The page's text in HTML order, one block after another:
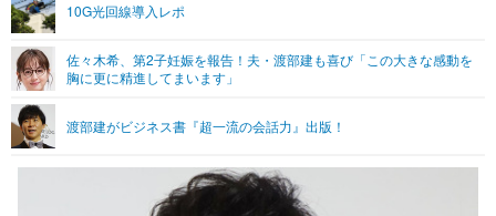
音楽 スポーツ
ペット ショッピング
その他
リリース一覧
プッシュ通知の停止方法
10G光回線導入レポ
佐々木希、第2子妊娠を報告！夫・渡部建も喜び「この大きな感動を
胸に更に精進してまいます」
渡部建がビジネス書『超一流の会話力』出版！